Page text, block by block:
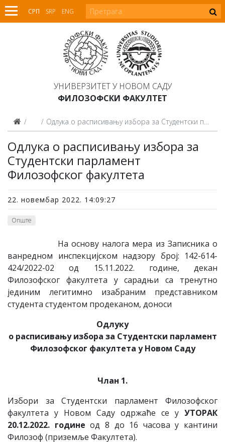
СРП SRP ENG
УНИВЕРЗИТЕТ У НОВОМ САДУ
ФИЛОЗОФСКИ ФАКУЛТЕТ
ВестиОдлукa о расписивању избора за Студентски парлaмент Филозофског факултета
Одлукa о расписивању избора за
Студентски парлaмент
Филозофског факултета
22. новембар 2022. 14:09:27
Опште
На основу налога мера из Записника о
ванредном инспекцијском надзору број: 142-614-
424/2022-02 од 15.11.2022. године, декан
Филозофског факултета у сарадњи са тренутно
јединим легитимно изабраним представником
студента студентом продеканом, доноси
Одлуку
о расписивању избора за Студентски парлaмент
Филозофског факултета у Новом Саду
Члан 1.
Избори за Студентски парламент Филозофског
факултета у Новом Саду одржаће се у УТОРАК
20.12.2022. године од 8 до 16 часова у кантини
Филозоф (приземље Факултета).